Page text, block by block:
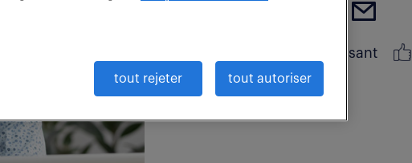
article intéressant
tout rejeter tout autoriser